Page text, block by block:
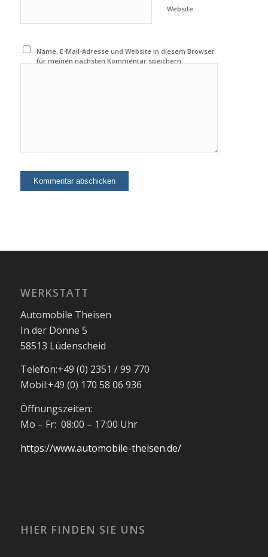
Website
Name, E-Mail-Adresse und Website in diesem Browser
für meinen nächsten Kommentar speichern.
WERKSTATT
Automobile Theisen
In der Dönne 5
58513 Lüdenscheid
Telefon:+49 (0) 2351 / 99 770
Mobil:+49 (0) 170 58 06 936
Öffnungszeiten:
Mo – Fr: 08:00 – 17:00 Uhr
https://www.automobile-theisen.de/
HIER FINDEN SIE UNS